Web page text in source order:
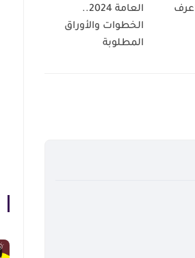
2024: اعرف
العامة 2024..
الخطوات والأوراق
المطلوبة